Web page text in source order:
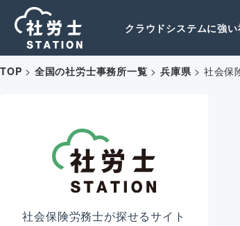
クラウドシステムに強
TOP > 全国の社労士事務所一覧 >兵庫県> 社会保
社会保険労務士が探せるサイト